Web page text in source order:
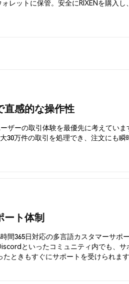
レットに保管。安全にRIXENを購入
直感的な操作性
ザーの取引体験を最優先に考えてい
30万件の取引を処理でき、注文にも瞬
ート体制
間365日対応の多言語カスタマーサポ
といったコミュニティ内でも、
たときもすぐにサポートを受けられます